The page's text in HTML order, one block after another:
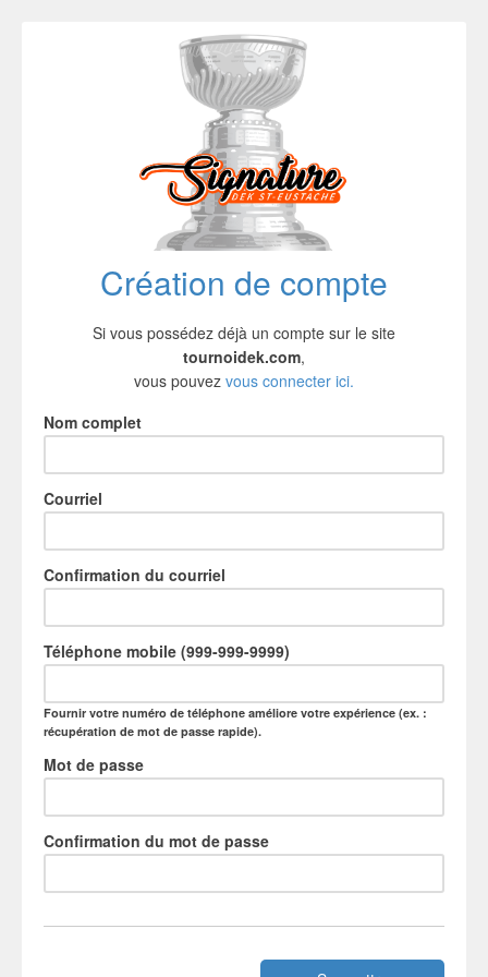
Création de compte
Si vous possédez déjà un compte sur le site
tournoidek.com,
vous pouvez vous connecter ici.
Nom complet
Courriel
Confirmation du courriel
Téléphone mobile (999-999-9999)
Fournir votre numéro de téléphone améliore votre expérience (ex. :
récupération de mot de passe rapide).
Mot de passe
Confirmation du mot de passe